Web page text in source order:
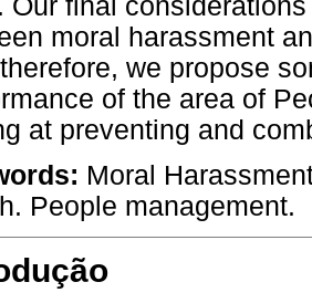
Our final
moral harassment
we propose
of the area of
at preventing and
Moral
People management.